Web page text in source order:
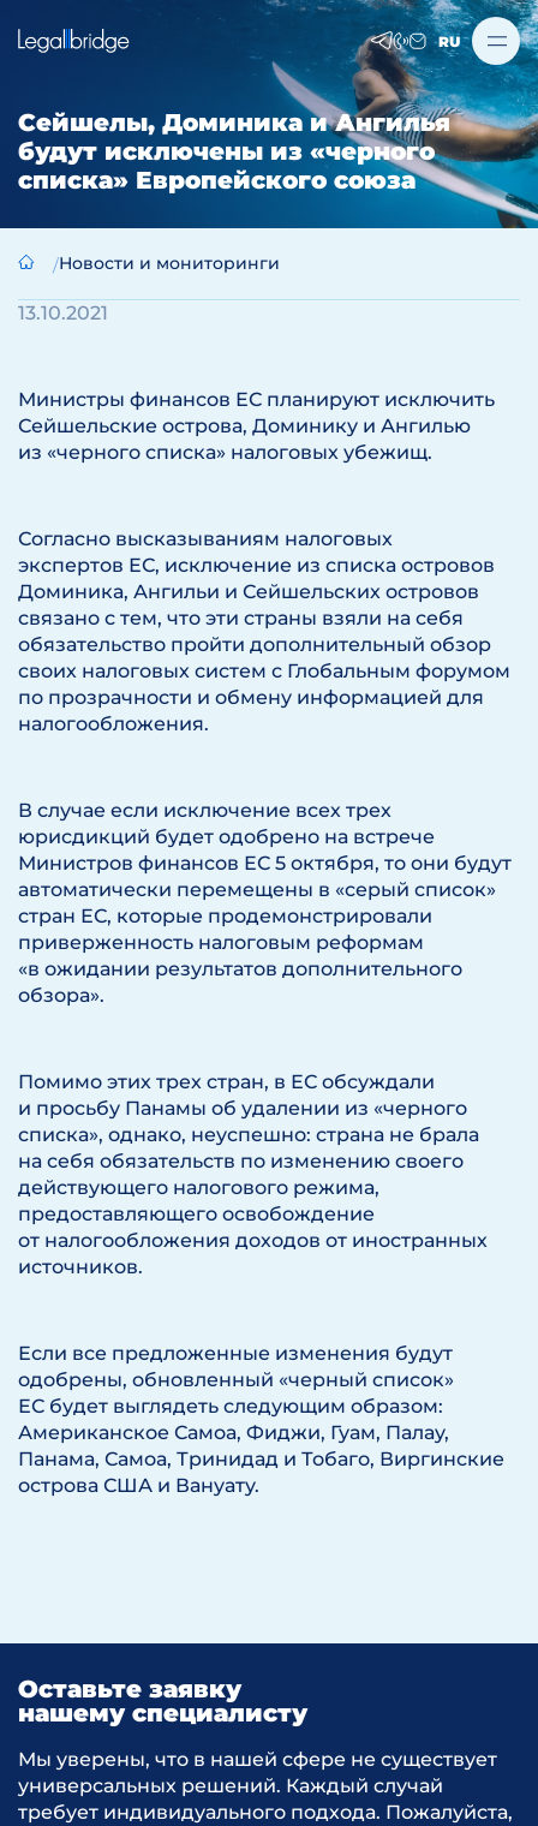
RU
Сейшелы, Доминика и Ангилья
будут исключены из «черного
списка» Европейского союза
Новости и мониторинги
13.10.2021
Министры финансов ЕС планируют исключить
Сейшельские острова, Доминику и Ангилью
из «черного списка» налоговых убежищ.
Согласно высказываниям налоговых
экспертов ЕС, исключение из списка островов
Доминика, Ангильи и Сейшельских островов
связано с тем, что эти страны взяли на себя
обязательство пройти дополнительный обзор
своих налоговых систем с Глобальным форумом
по прозрачности и обмену информацией для
налогообложения.
В случае если исключение всех трех
юрисдикций будет одобрено на встрече
Министров финансов ЕС 5 октября, то они будут
автоматически перемещены в «серый список»
стран ЕС, которые продемонстрировали
приверженность налоговым реформам
«в ожидании результатов дополнительного
обзора».
Помимо этих трех стран, в ЕС обсуждали
и просьбу Панамы об удалении из «черного
списка», однако, неуспешно: страна не брала
на себя обязательств по изменению своего
действующего налогового режима,
предоставляющего освобождение
от налогообложения доходов от иностранных
источников.
Если все предложенные изменения будут
одобрены, обновленный «черный список»
ЕС будет выглядеть следующим образом:
Американское Самоа, Фиджи, Гуам, Палау,
Панама, Самоа, Тринидад и Тобаго, Виргинские
острова США и Вануату.
Оставьте заявку
нашему специалисту
Мы уверены, что в нашей сфере не существует
универсальных решений. Каждый случай
требует индивидуального подхода. Пожалуйста,